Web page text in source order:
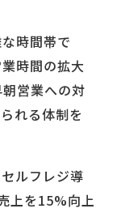
時間帯で
時間の拡大
営業への対
れる体制を
ルフレジ導
上を15%向上